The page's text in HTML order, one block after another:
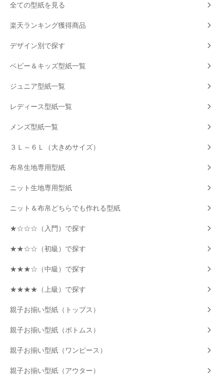
全ての型紙を見る
楽天ランキング獲得商品
デザイン別で探す
ベビー＆キッズ型紙一覧
ジュニア型紙一覧
レディース型紙一覧
メンズ型紙一覧
３Ｌ～６Ｌ（大きめサイズ）
布帛生地専用型紙
ニット生地専用型紙
ニット＆布帛どちらでも作れる型紙
★☆☆☆（入門）で探す
★★☆☆（初級）で探す
★★★☆（中級）で探す
★★★★（上級）で探す
親子お揃い型紙（トップス）
親子お揃い型紙（ボトムス）
親子お揃い型紙（ワンピース）
親子お揃い型紙（アウター）